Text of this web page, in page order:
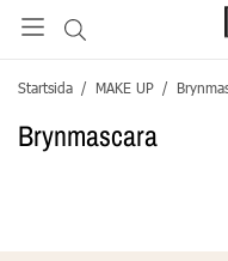
Startsida / MAKE UP /
Brynmascara